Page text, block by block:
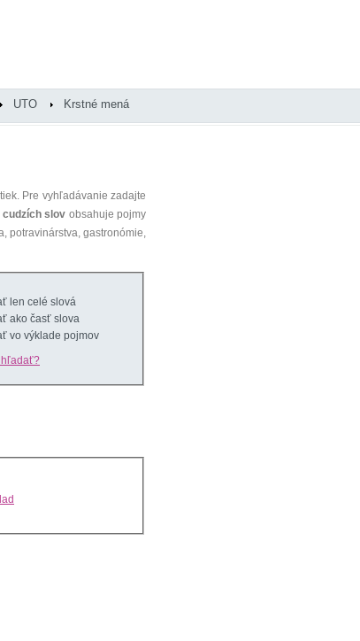
UTO Krstné mená
Pre vyhľadávanie zadajte
slov obsahuje pojmy
potravinárstva, gastronómie,
len celé slová
ako časť slova
vo výklade pojmov
hľadať?